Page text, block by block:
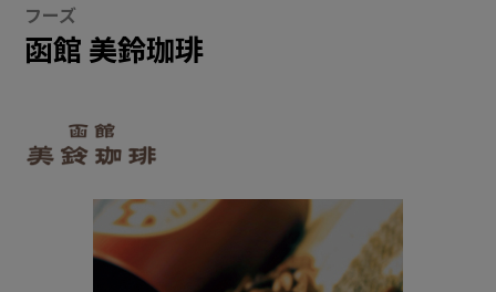
フーズ
函館 美鈴珈琲